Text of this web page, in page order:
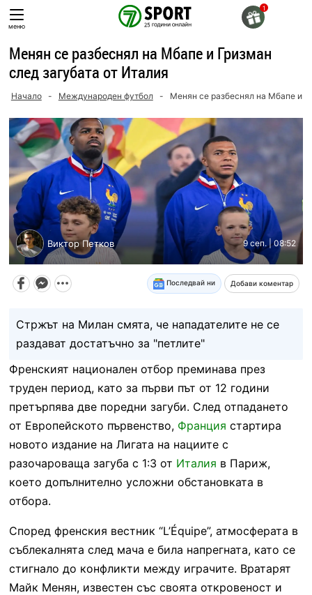
Skip
toменю
Менян се разбеснял на Мбапе и Гризман
след загубата от Италия
Начало - Международен футбол - Менян се разбеснял на Мбапе и
Виктор Петков 9 сеп. | 08:52
Последвай ни Добави коментар
Стржът на Милан смята, че нападателите не се
раздават достатъчно за "петлите"
Френският национален отбор преминава през
труден период, като за първи път от 12 години
претърпява две поредни загуби. След отпадането
от Европейското първенство, Франция стартира
новото издание на Лигата на нациите с
разочароваща загуба с 1:3 от Италия в Париж,
което допълнително усложни обстановката в
отбора.
Според френския вестник “L’Équipe”, атмосферата в
съблекалнята след мача е била напрегната, като се
стигнало до конфликти между играчите. Вратарят
Майк Менян, известен със своята откровеност и